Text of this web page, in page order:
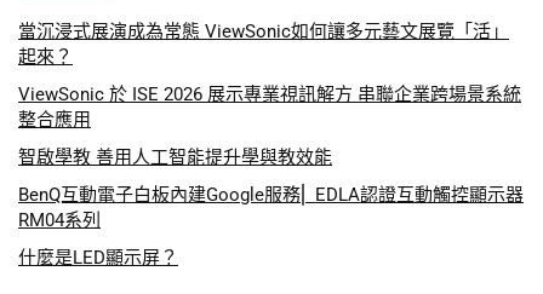
當沉浸式展演成為常態 ViewSonic如何讓多元藝文展覽「活」
起來？
ViewSonic 於 ISE 2026 展示專業視訊解方 串聯企業跨場景系統
整合應用
智啟學教 善用人工智能提升學與教效能
BenQ互動電子白板內建Google服務⎜ EDLA認證互動觸控顯示器
RM04系列
什麼是LED顯示屏？